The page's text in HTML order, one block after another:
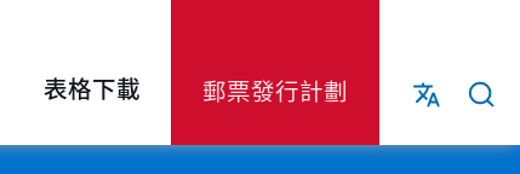
表格下載 郵票發行計劃